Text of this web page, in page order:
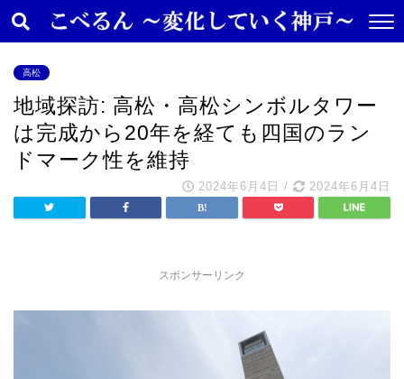
高松
地域探訪: 高松・高松シンボルタワー
は完成から20年を経ても四国のラン
ドマーク性を維持
2024年6月4日 / 2024年6月4日
スポンサーリンク